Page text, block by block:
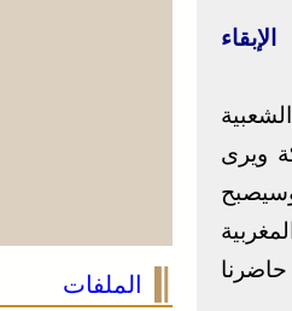
ويرى
الملفات